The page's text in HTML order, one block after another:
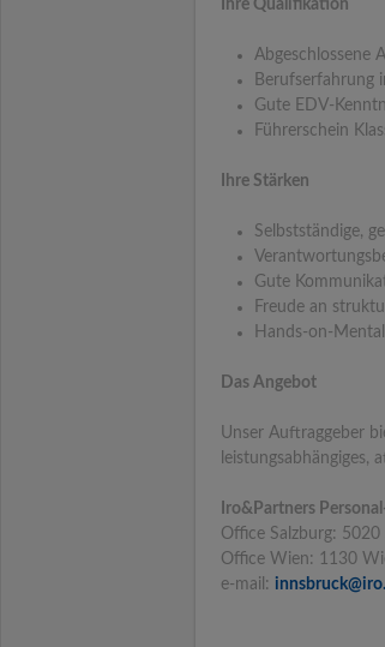
Ihre Qualifikation
Abgeschlossene
Berufserfahrung
Gute EDV-
Führerschein
Ihre Stärken
Selbstständige,
Gute
Freude an
Hands-on-
Das Angebot
Unser Auftraggeber
leistungsabhängiges,
Iro&Partners
Office Salzburg:
Office Wien: 1130
e-mail: